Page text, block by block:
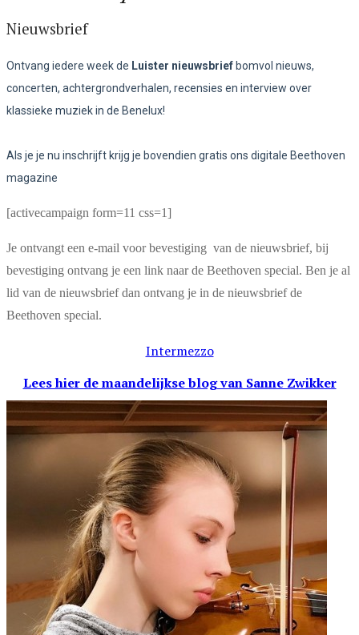
Nieuwsbrief
Ontvang iedere week de Luister nieuwsbrief bomvol nieuws,
concerten, achtergrondverhalen, recensies en interview over
klassieke muziek in de Benelux!
Als je je nu inschrijft krijg je bovendien gratis ons digitale Beethoven
magazine
[activecampaign form=11 css=1]
Je ontvangt een e-mail voor bevestiging van de nieuwsbrief, bij
bevestiging ontvang je een link naar de Beethoven special. Ben je al
lid van de nieuwsbrief dan ontvang je in de nieuwsbrief de
Beethoven special.
Intermezzo
Lees hier de maandelijkse blogvan Sanne Zwikker